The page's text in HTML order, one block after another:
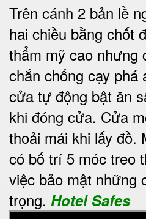
Trên cánh 2 bản lề
hai chiều bằng chốt
thẩm mỹ cao nhưng
chắn chống cạy phá
cửa tự động bật ăn
khi đóng cửa. Cửa
thoải mái khi lấy đồ.
có bố trí 5 móc treo
việc bảo mật những
trọng. Hotel Safes